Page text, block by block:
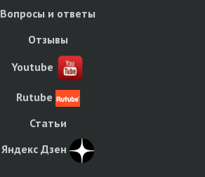
Вопросы и ответы
Отзывы
Youtube
Rutube
Статьи
Яндекс Дзен